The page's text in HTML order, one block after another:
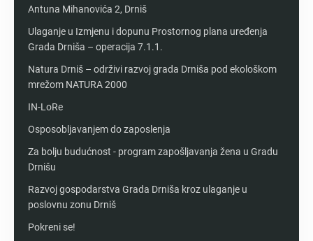
Antuna Mihanovića 2, Drniš
Ulaganje u Izmjenu i dopunu Prostornog plana uređenja
Grada Drniša – operacija 7.1.1.
Natura Drniš – održivi razvoj grada Drniša pod ekološkom
mrežom NATURA 2000
IN-LoRe
Osposobljavanjem do zaposlenja
Za bolju budućnost - program zapošljavanja žena u Gradu
Drnišu
Razvoj gospodarstva Grada Drniša kroz ulaganje u
poslovnu zonu Drniš
Pokreni se!